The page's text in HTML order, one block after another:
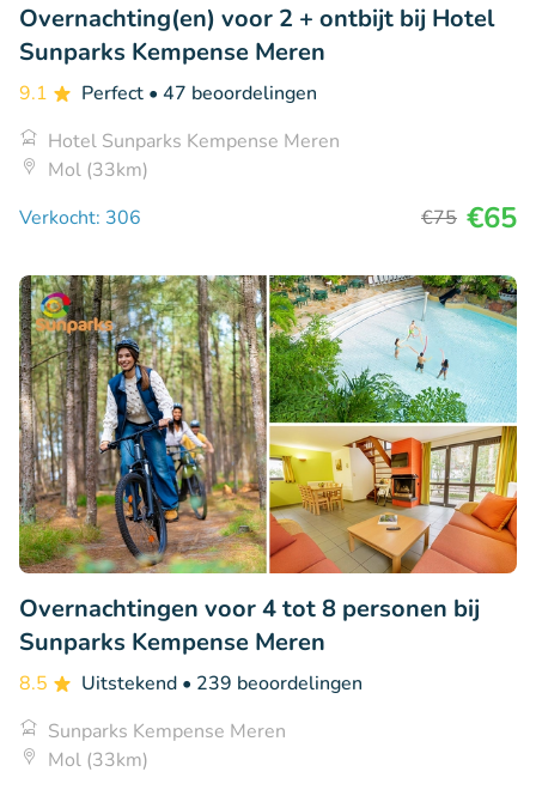
Overnachting(en) voor 2 + ontbijt bij Hotel
Sunparks Kempense Meren
9.1 Perfect • 47 beoordelingen
Hotel Sunparks Kempense Meren
Mol (33km)
Verkocht: 306
€75 €65
Overnachtingen voor 4 tot 8 personen bij
Sunparks Kempense Meren
8.5 Uitstekend • 239 beoordelingen
Sunparks Kempense Meren
Mol (33km)